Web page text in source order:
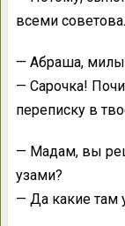
всеми
— Абраша,
— Сарочка!
переписку в
— Мадам, вы
узами?
— Да какие там